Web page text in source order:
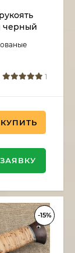
черный
1
КУПИТЬ
-15%